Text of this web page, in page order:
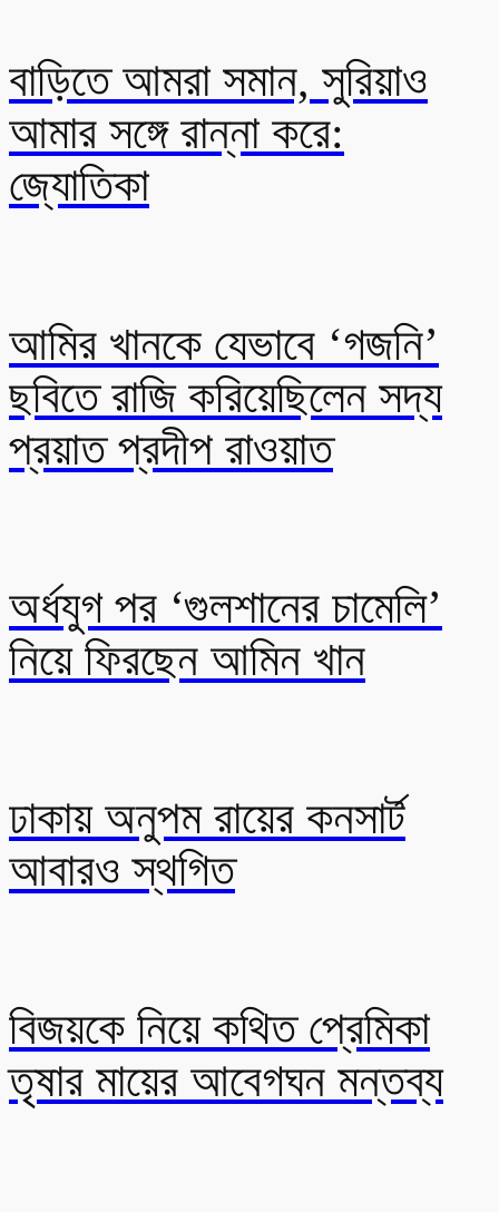
বাড়িতে আমরা সমান, সুরিয়াও
আমার সঙ্গে রান্না করে:
জ্যোতিকা
আমির খানকে যেভাবে ‘গজনি’
ছবিতে রাজি করিয়েছিলেন সদ্য
প্রয়াত প্রদীপ রাওয়াত
অর্ধযুগ পর ‘গুলশানের চামেলি’
নিয়ে ফিরছেন আমিন খান
ঢাকায় অনুপম রায়ের কনসার্ট
আবারও স্থগিত
বিজয়কে নিয়ে কথিত প্রেমিকা
তৃষার মায়ের আবেগঘন মন্তব্য